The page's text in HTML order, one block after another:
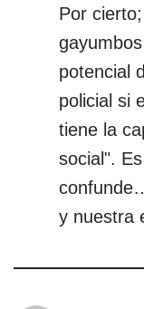
Por
potencial
policial si
tiene la
social".
y nuestra